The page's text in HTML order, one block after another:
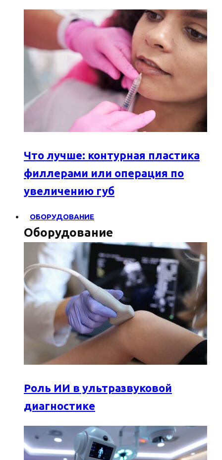
Что лучше: контурная пластика
филлерами или операция по
увеличению губ
ОБОРУДОВАНИЕ
Оборудование
Роль ИИ в ультразвуковой
диагностике